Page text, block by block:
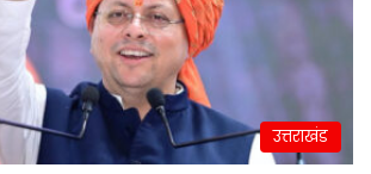
उत्तराखंड